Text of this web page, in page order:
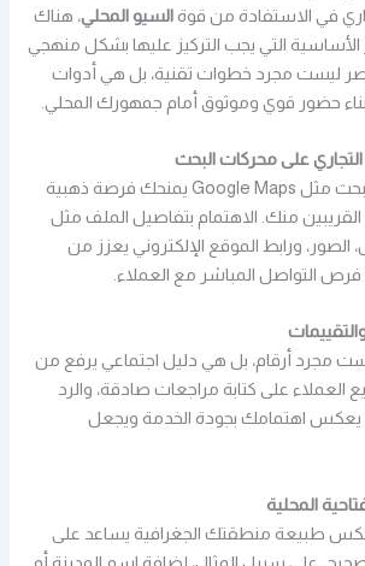
في الاستفادة من قوةالسيو المحلي، هناك
التي يجب التركيز عليها بشكل منهجي
ليست مجرد خطوات تقنية، بل هي أدوات
حضور قوي وموثوق أمام جمهورك المحلي.
على محركات البحث
وجودك على خرائط البحث مثل Google Maps يمنحك فرصة ذهبية
القريبين منك. الاهتمام بتفاصيل الملف مثل
الصور، ورابط الموقع الإلكتروني يعزز من
التواصل المباشر مع العملاء.
ليست مجرد أرقام، بل هي دليل اجتماعي يرفع من
العملاء على كتابة مراجعات صادقة، والرد
يعكس اهتمامك بجودة الخدمة ويجعل
المحلية
تعكس طبيعة منطقتك الجغرافية يساعد على
على سبيل المثال، إضافة اسم المدينة أو